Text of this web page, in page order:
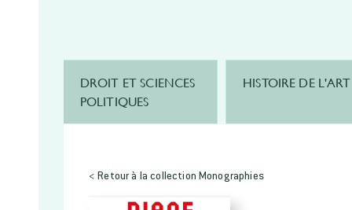
DROIT ET SCIENCES
POLITIQUES
HISTOIRE DE L'ART
< Retour à la collection Monographies